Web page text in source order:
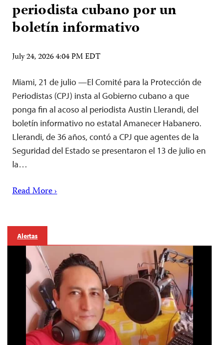
periodista cubano por un
boletín informativo
July 24, 2026 4:04 PM EDT
Miami, 21 de julio —El Comité para la Protección de
Periodistas (CPJ) insta al Gobierno cubano a que
ponga fin al acoso al periodista Austin Llerandi, del
boletín informativo no estatal Amanecer Habanero.
Llerandi, de 36 años, contó a CPJ que agentes de la
Seguridad del Estado se presentaron el 13 de julio en
la…
Read More ›
Alertas